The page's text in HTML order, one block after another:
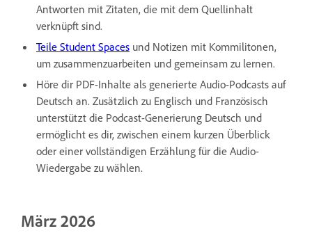
Antworten mit Zitaten, die mit dem Quellinhalt
verknüpft sind.
Teile Student Spaces und Notizen mit Kommilitonen,
um zusammenzuarbeiten und gemeinsam zu lernen.
Höre dir PDF-Inhalte als generierte Audio-Podcasts auf
Deutsch an. Zusätzlich zu Englisch und Französisch
unterstützt die Podcast-Generierung Deutsch und
ermöglicht es dir, zwischen einem kurzen Überblick
oder einer vollständigen Erzählung für die Audio-
Wiedergabe zu wählen.
März 2026